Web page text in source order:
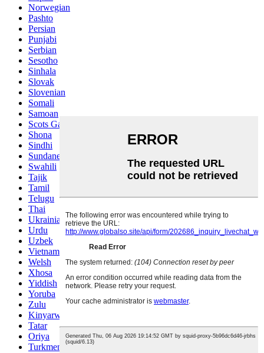
Norwegian
Pashto
Persian
Punjabi
Serbian
Sesotho
Sinhala
Slovak
Slovenian
Somali
Samoan
Scots Gaelic
Shona
Sindhi
Sundanese
Swahili
Tajik
Tamil
Telugu
Thai
Ukrainian
Urdu
Uzbek
Vietnamese
Welsh
Xhosa
Yiddish
Yoruba
Zulu
Kinyarwanda
Tatar
Oriya
Turkmen